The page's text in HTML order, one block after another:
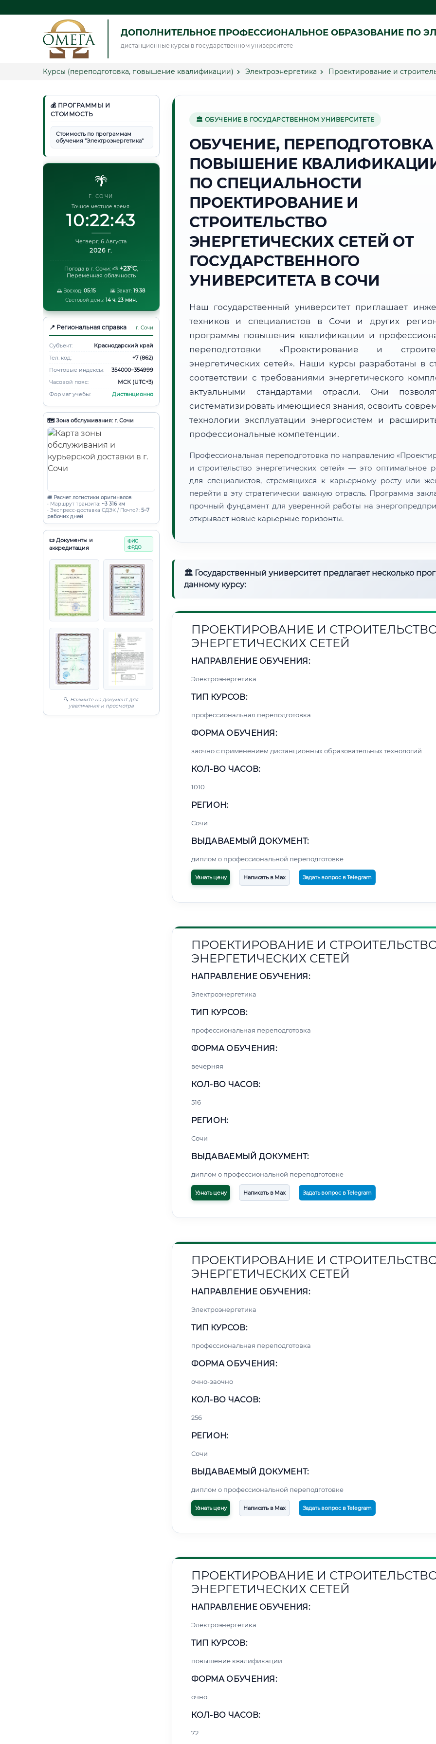
ДОПОЛНИТЕЛЬНОЕ ПРОФЕССИОНАЛЬНОЕ ОБРАЗОВАНИЕ ПО
дистанционные курсы в государственном университете
Курсы (переподготовка, повышение квалификации) Электроэнергетика Проектирование и
💰 ПРОГРАММЫ И
СТОИМОСТЬ
Стоимость по программам
обучения "Электроэнергетика"
🌴
Г. СОЧИ
Точное местное время:
10:22:44
Четверг, 6 Августа
2026 г.
Погода в г. Сочи: ⛅ +23°C,
Переменная облачность
🌅 Восход:05:15 🌇 Закат: 19:38
Световой день: 14 ч. 23 мин.
📍 Региональная справка г. Сочи
Субъект:
Краснодарский край
Тел. код:
+7 (862)
Почтовые индексы:
354000–354999
Часовой пояс:
МСК (UTC+3)
Формат учебы:
Дистанционно
🗺️ Зона обслуживания: г. Сочи
🚚 Расчет логистики оригиналов:
• Маршрут транзита: ~3 316 км
• Экспресс-доставка СДЭК / Почтой: 5–7
рабочих дней
📜 Документы и
аккредитация
ФИС
ФРДО
🔍 Нажмите на документ для
увеличения и просмотра
🏛 ОБУЧЕНИЕ В ГОСУДАРСТВЕННОМ УНИВЕРСИТЕТЕ
ОБУЧЕНИЕ,
ПОВЫШЕНИЕ
ПО СПЕЦИАЛЬНОСТИ
ПРОЕКТИРОВАНИЕ И
СТРОИТЕЛЬСТВО
ЭНЕРГЕТИЧЕСКИХ СЕТЕЙ ОТ
ГОСУДАРСТВЕННОГО
УНИВЕРСИТЕТА В СОЧИ
Наш государственный университет приглашает
техников и специалистов в Сочи и других
программы повышения квалификации и
переподготовки «Проектирование и
энергетических сетей». Наши курсы разработаны в
соответствии с требованиями энергетического
актуальными стандартами отрасли. Они
систематизировать имеющиеся знания, освоить
технологии эксплуатации энергосистем и
профессиональные компетенции.
Профессиональная переподготовка по направлению
и строительство энергетических сетей» — это оптимальное
для специалистов, стремящихся к карьерному росту или
перейти в эту стратегически важную отрасль. Программа
прочный фундамент для уверенной работы на
открывает новые карьерные горизонты.
🏛 Государственный университет предлагает несколько
данному курсу:
ПРОЕКТИРОВАНИЕ И
ЭНЕРГЕТИЧЕСКИХ СЕТЕЙ
НАПРАВЛЕНИЕ ОБУЧЕНИЯ:
Электроэнергетика
ТИП КУРСОВ:
профессиональная переподготовка
ФОРМА ОБУЧЕНИЯ:
заочно с применением дистанционных образовательных технологий
КОЛ-ВО ЧАСОВ:
1010
РЕГИОН:
Сочи
ВЫДАВАЕМЫЙ ДОКУМЕНТ:
диплом о профессиональной переподготовке
Узнать цену Написать в Max Задать вопрос в Telegram
ПРОЕКТИРОВАНИЕ И
ЭНЕРГЕТИЧЕСКИХ СЕТЕЙ
НАПРАВЛЕНИЕ ОБУЧЕНИЯ:
Электроэнергетика
ТИП КУРСОВ:
профессиональная переподготовка
ФОРМА ОБУЧЕНИЯ:
вечерняя
КОЛ-ВО ЧАСОВ:
516
РЕГИОН:
Сочи
ВЫДАВАЕМЫЙ ДОКУМЕНТ:
диплом о профессиональной переподготовке
Узнать цену Написать в Max Задать вопрос в Telegram
ПРОЕКТИРОВАНИЕ И
ЭНЕРГЕТИЧЕСКИХ СЕТЕЙ
НАПРАВЛЕНИЕ ОБУЧЕНИЯ:
Электроэнергетика
ТИП КУРСОВ:
профессиональная переподготовка
ФОРМА ОБУЧЕНИЯ:
очно-заочно
КОЛ-ВО ЧАСОВ:
256
РЕГИОН:
Сочи
ВЫДАВАЕМЫЙ ДОКУМЕНТ:
диплом о профессиональной переподготовке
Узнать цену Написать в Max Задать вопрос в Telegram
ПРОЕКТИРОВАНИЕ И
ЭНЕРГЕТИЧЕСКИХ СЕТЕЙ
НАПРАВЛЕНИЕ ОБУЧЕНИЯ:
Электроэнергетика
ТИП КУРСОВ:
повышение квалификации
ФОРМА ОБУЧЕНИЯ:
очно
КОЛ-ВО ЧАСОВ:
72